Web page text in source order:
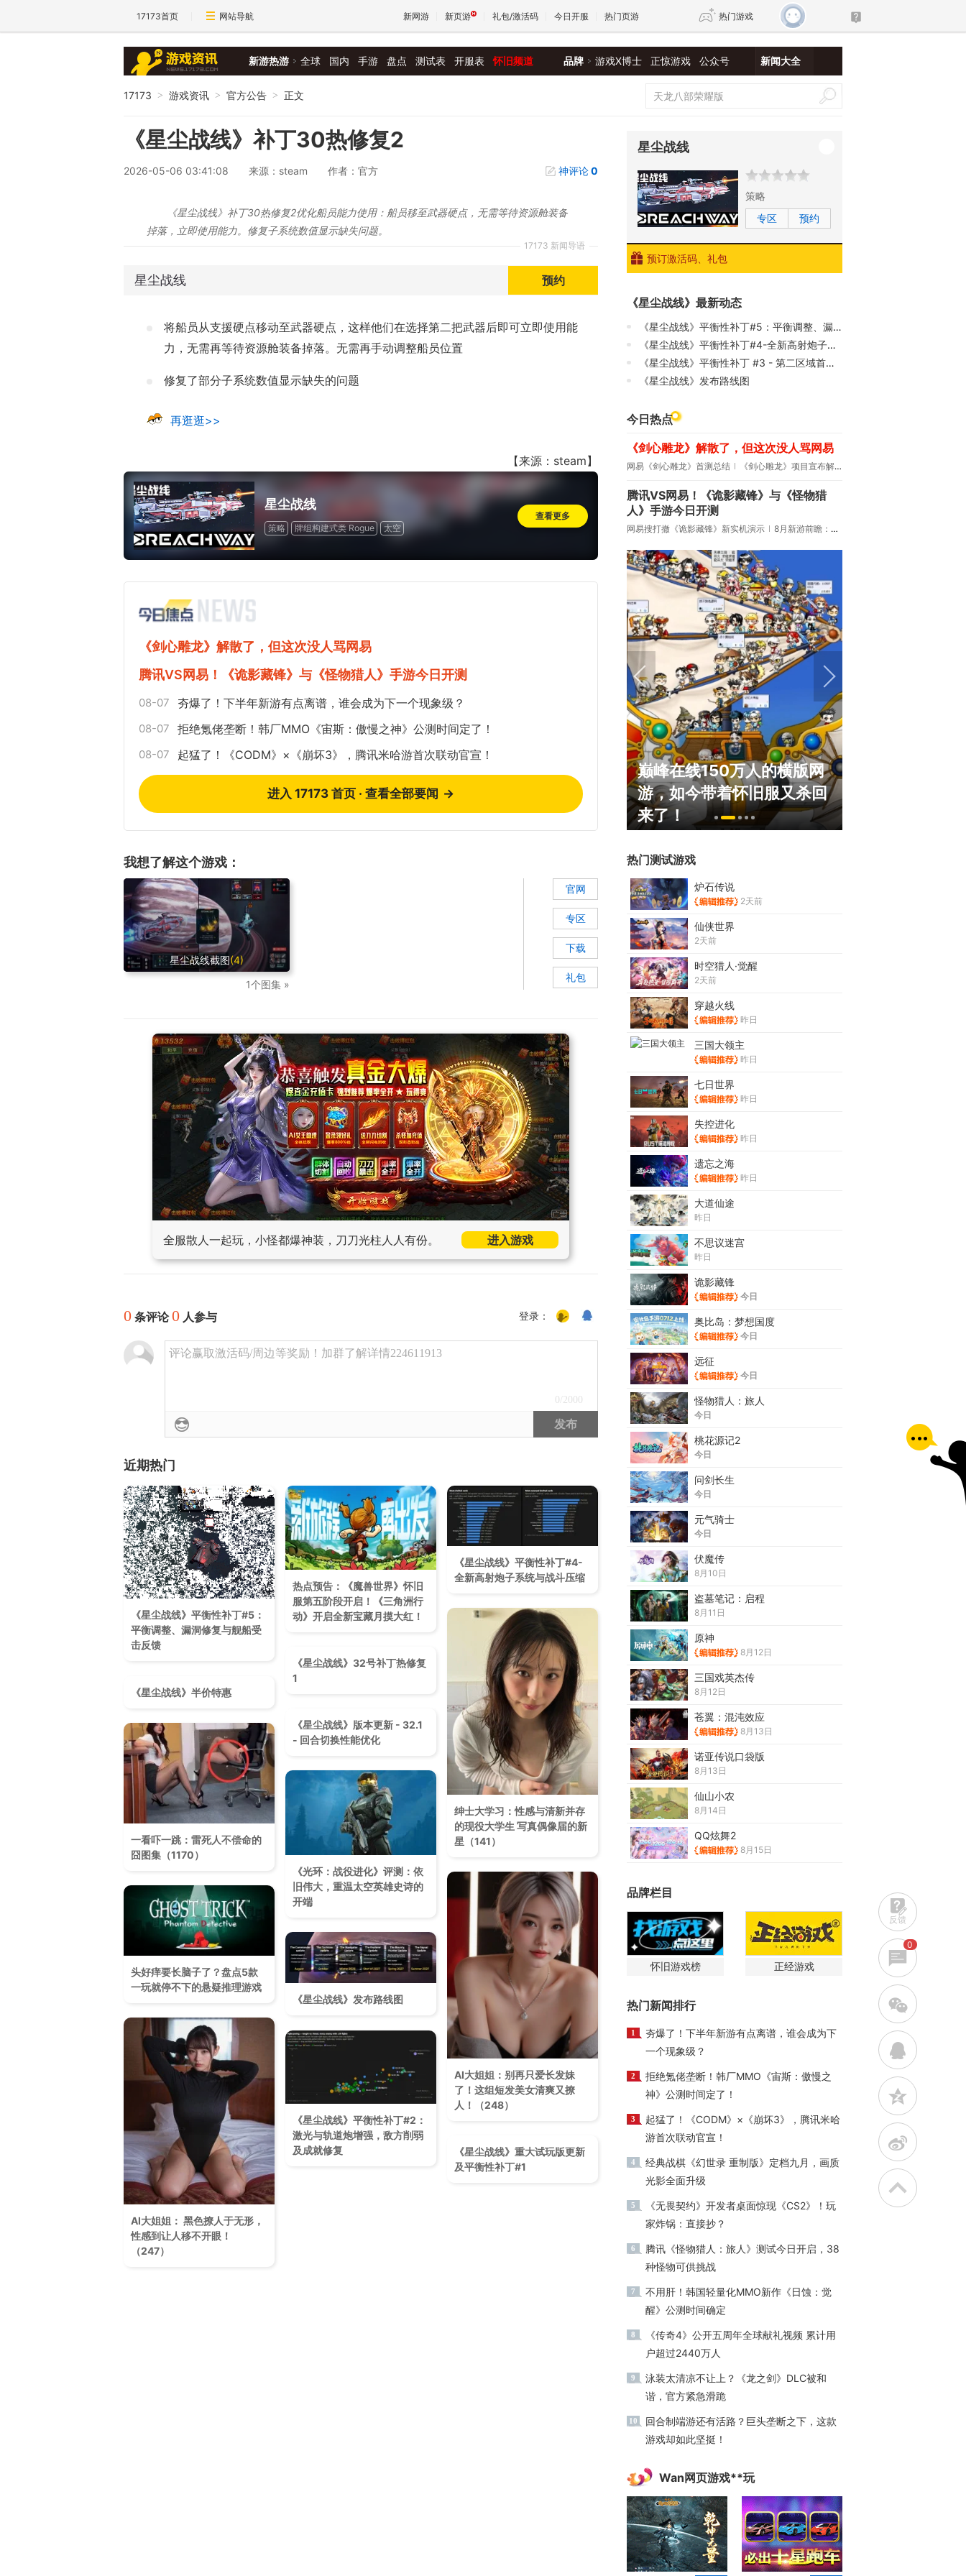
17173首页 网站导航 新网游 新页游 礼包/激活码 今日开服 热门页游 热门游戏
王权与自由 诛仙世界 新仙侠5
新游热游 全球 国内 手游 盘点 测试表 开服表 怀旧频道 品牌 游戏X博士 正惊游戏 公众号 新闻大全
17173 > 游戏资讯 > 官方公告 > 正文
《星尘战线》补丁30热修复2
2026-05-06 03:41:08 来源：steam 作者：官方 神评论0
17173 新闻导语
《星尘战线》补丁30热修复2优化船员能力使用：船员移至武器硬点，无需等待资源舱装备
掉落，立即使用能力。修复子系统数值显示缺失问题。
星尘战线 预约
将船员从支援硬点移动至武器硬点，这样他们在选择第二把武器后即可立即使用能
力，无需再等待资源舱装备掉落。无需再手动调整船员位置
修复了部分子系统数值显示缺失的问题
再逛逛>>
【来源：steam】
星尘战线
策略 牌组构建式类 Rogue 太空
查看更多
《剑心雕龙》解散了，但这次没人骂网易
腾讯VS网易！《诡影藏锋》与《怪物猎人》手游今日开测
08-07 夯爆了！下半年新游有点离谱，谁会成为下一个现象级？
08-07 拒绝氪佬垄断！韩厂MMO《宙斯：傲慢之神》公测时间定了！
08-07 起猛了！《CODM》×《崩坏3》，腾讯米哈游首次联动官宣！
进入 17173 首页 · 查看全部要闻 →
我想了解这个游戏：
星尘战线截图(4)
1个图集 »
官网
专区
下载
礼包
全服散人一起玩，小怪都爆神装，刀刀光柱人人有份。 进入游戏
0 条评论0 人参与 登录：
评论赢取激活码/周边等奖励！加群了解详情224611913
0 /2000
发布
近期热门
《星尘战线》平衡性补丁#5：
平衡调整、漏洞修复与舰船受
击反馈
热点预告：《魔兽世界》怀旧
服第五阶段开启！《三角洲行
动》开启全新宝藏月摸大红！
《星尘战线》平衡性补丁#4-
全新高射炮子系统与战斗压缩
绅士大学习：性感与清新并存
的现役大学生 写真偶像届的新
星（141）
《星尘战线》32号补丁热修复
1
《星尘战线》半价特惠
《星尘战线》版本更新 - 32.1
- 回合切换性能优化
一看吓一跳：雷死人不偿命的
囧图集（1170）
《光环：战役进化》评测：依
旧伟大，重温太空英雄史诗的
开端
AI大姐姐：别再只爱长发妹
了！这组短发美女清爽又撩
人！（248）
头好痒要长脑子了？盘点5款
一玩就停不下的悬疑推理游戏
《星尘战线》发布路线图
AI大姐姐： 黑色撩人于无形，
性感到让人移不开眼！​
（247）
《星尘战线》平衡性补丁#2：
激光与轨道炮增强，敌方削弱
及成就修复
《星尘战线》重大试玩版更新
及平衡性补丁#1
星尘战线
策略
专区
预约
预订激活码、礼包
《星尘战线》最新动态
《星尘战线》平衡性补丁#5：平衡调整、漏洞修复与舰船受击反馈
《星尘战线》平衡性补丁#4-全新高射炮子系统与战斗压缩
《星尘战线》平衡性补丁 #3 - 第二区域首领增强、敌方削弱及漏洞修复
《星尘战线》发布路线图
今日热点
《剑心雕龙》解散了，但这次没人骂网易
网易《剑心雕龙》首测总结 《剑心雕龙》项目宣布解散
腾讯VS网易！《诡影藏锋》与《怪物猎
人》手游今日开测
网易搜打撤《诡影藏锋》新实机演示 8月新游前瞻：《诡秘之主》领衔
17周年庆典 争霸赛大区火
一看吓一跳：雷死人不偿命
的囧图集（1170）
巅峰在线150万人的横版网
游，如今带着怀旧服又杀回
来了！
热门测试游戏
炉石传说
2天前
仙侠世界
2天前
时空猎人·觉醒
2天前
穿越火线
昨日
三国大领主
昨日
七日世界
昨日
失控进化
昨日
遗忘之海
昨日
大道仙途
昨日
不思议迷宫
昨日
诡影藏锋
今日
奥比岛：梦想国度
今日
远征
今日
怪物猎人：旅人
今日
桃花源记2
今日
问剑长生
今日
元气骑士
今日
伏魔传
8月10日
盗墓笔记：启程
8月11日
原神
8月12日
三国戏英杰传
8月12日
苍翼：混沌效应
8月13日
诺亚传说口袋版
8月13日
仙山小农
8月14日
QQ炫舞2
8月15日
品牌栏目
怀旧游戏榜 正经游戏
热门新闻排行
1
夯爆了！下半年新游有点离谱，谁会成为下
一个现象级？
2
拒绝氪佬垄断！韩厂MMO《宙斯：傲慢之
神》公测时间定了！
3
起猛了！《CODM》×《崩坏3》，腾讯米哈
游首次联动官宣！
4
经典战棋《幻世录 重制版》定档九月，画质
光影全面升级
5
《无畏契约》开发者桌面惊现《CS2》！玩
家炸锅：直接抄？
6
腾讯《怪物猎人：旅人》测试今日开启，38
种怪物可供挑战
7
不用肝！韩国轻量化MMO新作《日蚀：觉
醒》公测时间确定
8
《传奇4》公开五周年全球献礼视频 累计用
户超过2440万人
9
泳装太清凉不让上？《龙之剑》DLC被和
谐，官方紧急滑跪
10
回合制端游还有活路？巨头垄断之下，这款
游戏却如此坚挺！
Wan网页游戏**玩
反馈
0
w
q
z
t